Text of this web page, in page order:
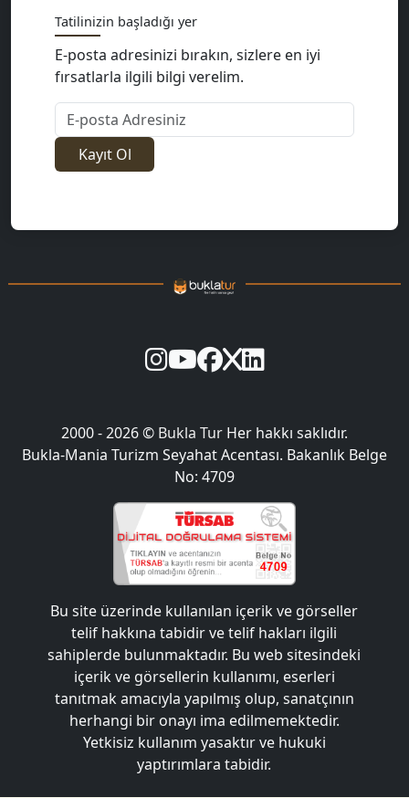
Tatilinizin başladığı yer
E-posta adresinizi bırakın, sizlere en iyi
fırsatlarla ilgili bilgi verelim.
E-posta Adresiniz
Kayıt Ol
2000 - 2026 © Bukla Tur Her hakkı saklıdır.
Bukla-Mania Turizm Seyahat Acentası. Bakanlık Belge
No: 4709
Bu site üzerinde kullanılan içerik ve görseller
telif hakkına tabidir ve telif hakları ilgili
sahiplerde bulunmaktadır. Bu web sitesindeki
içerik ve görsellerin kullanımı, eserleri
tanıtmak amacıyla yapılmış olup, sanatçının
herhangi bir onayı ima edilmemektedir.
Yetkisiz kullanım yasaktır ve hukuki
yaptırımlara tabidir.